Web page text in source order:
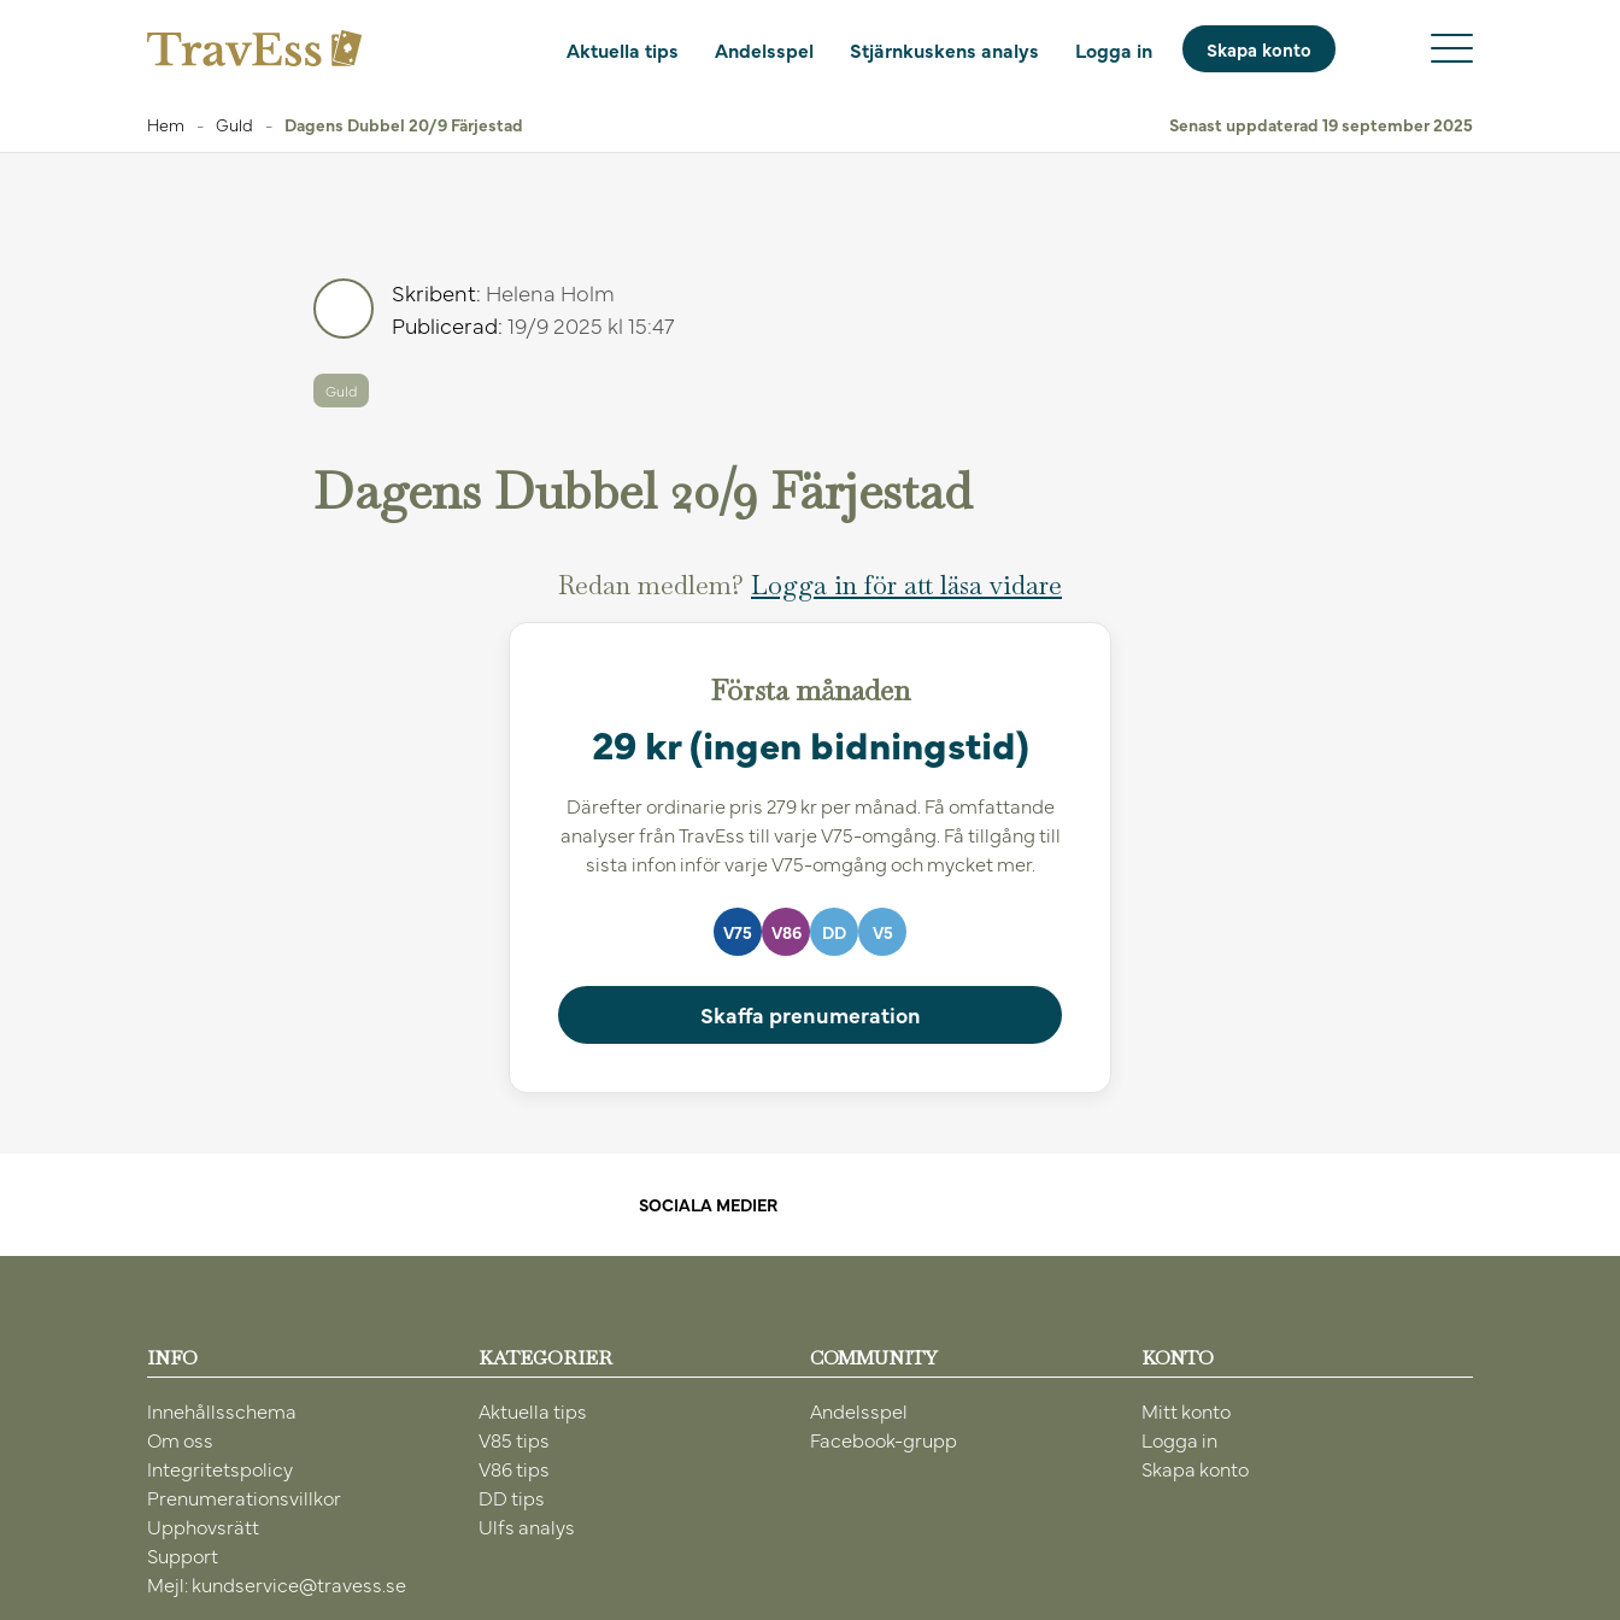
Aktuella tips Andelsspel Stjärnkuskens analys Logga in Skapa konto
Hem - Guld - Dagens Dubbel 20/9 Färjestad Senast uppdaterad 19 september 2025
Skribent: Helena Holm
Publicerad: 19/9 2025 kl 15:47
Guld
Dagens Dubbel 20/9 Färjestad
Redan medlem? Logga in för att läsa vidare
Första månaden
29 kr (ingen bidningstid)
Därefter ordinarie pris 279 kr per månad. Få omfattande
analyser från TravEss till varje V75-omgång. Få tillgång till
sista infon inför varje V75-omgång och mycket mer.
V75 V86 DD V5
Skaffa prenumeration
SOCIALA MEDIER
INFO
Innehållsschema
Om oss
Integritetspolicy
Prenumerationsvillkor
Upphovsrätt
Support
Mejl: kundservice@travess.se
KATEGORIER
Aktuella tips
V85 tips
V86 tips
DD tips
Ulfs analys
COMMUNITY
Andelsspel
Facebook-grupp
KONTO
Mitt konto
Logga in
Skapa konto